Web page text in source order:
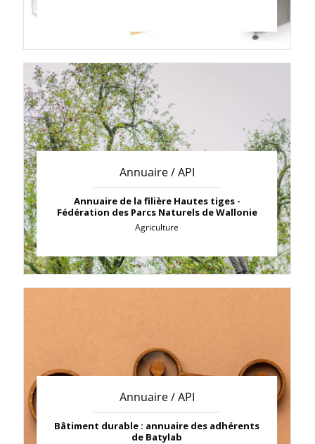
Annuaire / API
Annuaire de la filière Hautes tiges -
Fédération des Parcs Naturels de Wallonie
Agriculture
Annuaire / API
Bâtiment durable : annuaire des adhérents
de Batylab